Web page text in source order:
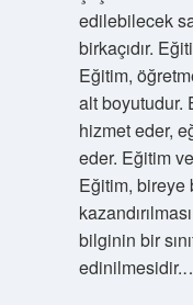
edilebilecek
birkaçıdır.
Eğitim,
alt boyutudur.
hizmet eder,
eder. Eğitim
Eğitim, bireye
bilginin bir